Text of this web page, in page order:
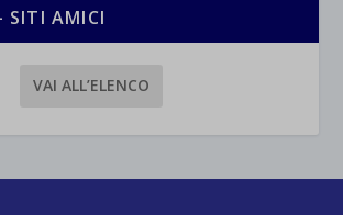
SITI AMICI
VAI ALL’ELENCO